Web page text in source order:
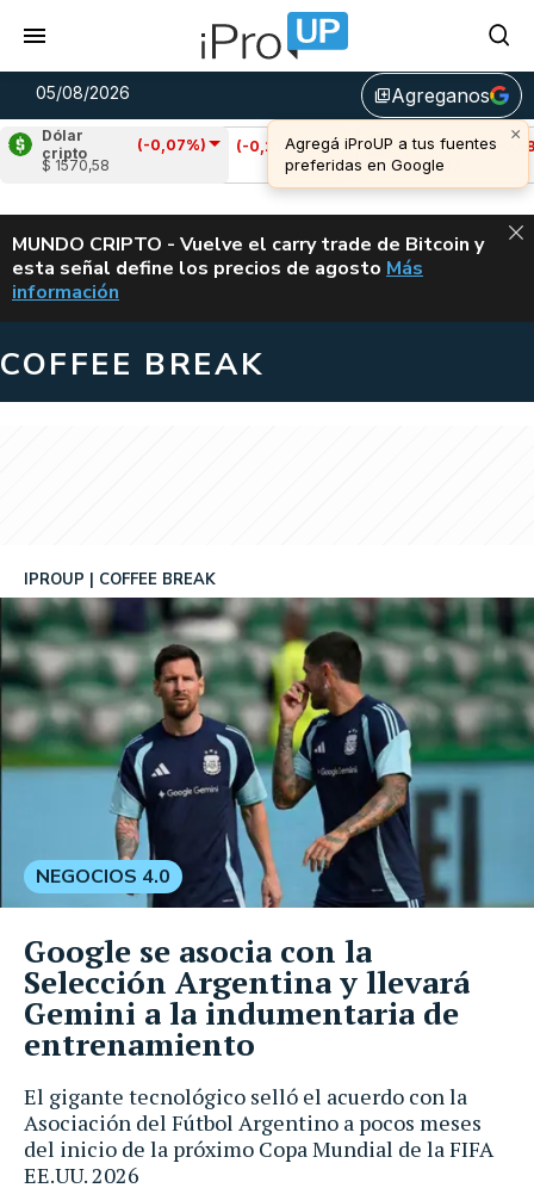
05/08/2026 library_addAgreganos
Dólar
cripto
(-0,07%)
$ 1570,58
Cardano (-0,21%)
Avalanche (-0,58%)
u$s 6,67
ALERTA
MUNDO CRIPTO - Vuelve el carry trade de Bitcoin y
esta señal define los precios de agosto VUELVE EL
Más
información
COFFEE BREAK
El gigante tecnológico selló el acuerdo con la
Asociación del Fútbol Argentino a pocos meses
del inicio de la próximo Copa Mundial de la FIFA
EE.UU. 2026
IPROUP COFFEE BREAK
NEGOCIOS 4.0
Google se asocia con la
Selección Argentina y llevará
Gemini a la indumentaria de
entrenamiento